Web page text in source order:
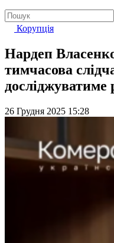
Корупція
Нардеп
тимчасова
26 Грудня 2025 15:28